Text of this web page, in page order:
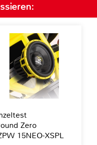
Zero
15NEO-XSPL